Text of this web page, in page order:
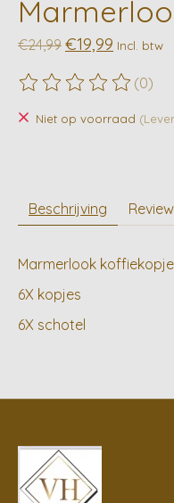
€24,99 €19,99 Incl. btw
De beoordeling van dit
(0)
Niet op voorraad
Beschrijving
Marmerlook
6X kopjes
6X schotel